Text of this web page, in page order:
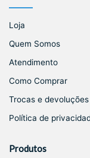
Loja
Quem Somos
Atendimento
Como Comprar
Trocas e devoluções
Política de
Produtos